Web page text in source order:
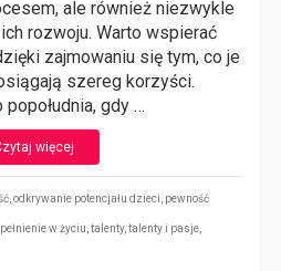
ale również niezwykle
rozwoju. Warto wspierać
zajmowaniu się tym, co je
szereg korzyści.
gdy …
więcej
odkrywanie potencjału dzieci pewność
w życiu talenty, talenty i pasje